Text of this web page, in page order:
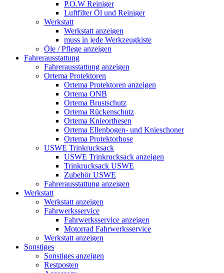
P.O.W Reiniger
Luftfilter Öl und Reiniger
Werkstatt
Werkstatt anzeigen
muss in jede Werkzeugkiste
Öle / Pflege anzeigen
Fahrerausstattung
Fahrerausstattung anzeigen
Ortema Protektoren
Ortema Protektoren anzeigen
Ortema ONB
Ortema Brustschutz
Ortema Rückenschutz
Ortema Knieorthesen
Ortema Ellenbogen- und Knieschoner
Ortema Protektorhose
USWE Trinkrucksack
USWE Trinkrucksack anzeigen
Trinkrucksack USWE
Zubehör USWE
Fahrerausstattung anzeigen
Werkstatt
Werkstatt anzeigen
Fahrwerksservice
Fahrwerksservice anzeigen
Motorrad Fahrwerksservice
Werkstatt anzeigen
Sonstiges
Sonstiges anzeigen
Restposten